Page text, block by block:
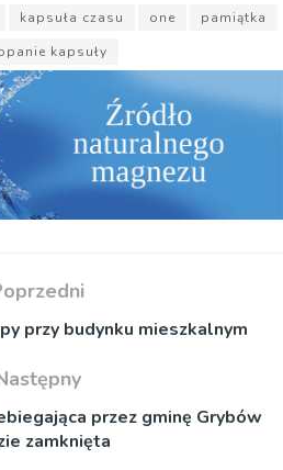
kapsuła czasu one
pamiątka
kapsuły
przy budynku mieszkalnym
przez gminę Grybów
zamknięta